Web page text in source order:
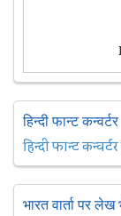
हिन्दी फान्ट कन्वर्टर
हिन्दी फान्ट
भारत वार्ता पर